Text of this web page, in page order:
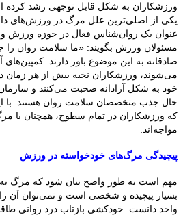
ورزشکاران به شکل قابل توجهی رشد کرده
یکی از اصلی‌ترین علل مرگ در ورزش‌های
عنوان یک روان‌شناس فعال در حوزه ورزش و
مسئولان ورزش بگویند: «ما سلامت روان را
صادقانه به این موضوع باور دارند.
می‌شوند، ورزشکاران نخبه بیش از هر زمان
خود به شکل آزادانه صحبت می‌کنند و
حال جذب متخصصان سلامت روان هستند. با
که ورزشکاران در تمام سطوح، همچنان با
مواجه‌اند.
پیچیدگی مرگ‌های خودخواسته در ورزش
مهم است به طور واضح بیان شود که
بسیار پیچیده و شخصی است و نمی‌توان آن
واحد دانست. خودکشی بازتاب درد روانی